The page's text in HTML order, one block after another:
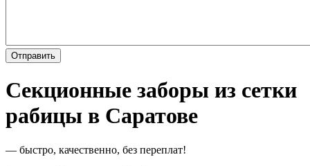
Секционные заборы из сетки
рабицы в Саратове
— быстро, качественно, без переплат!